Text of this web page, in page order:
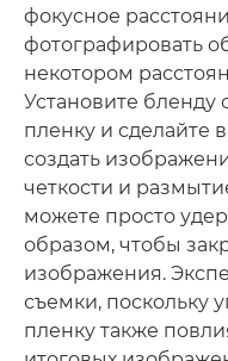
фокусное
фотографировать
некотором
Установите бленду
пленку и сделайте
создать
четкости и
можете просто
образом, чтобы
изображения.
съемки, поскольку
пленку также